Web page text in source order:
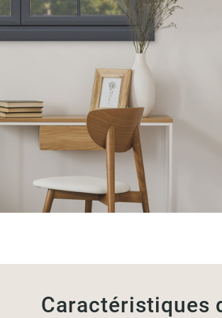
Caractéristiques